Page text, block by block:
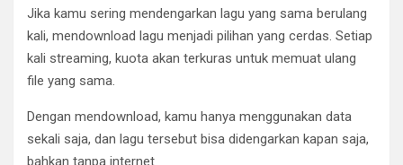
Jika kamu sering mendengarkan lagu yang sama berulang
kali, mendownload lagu menjadi pilihan yang cerdas. Setiap
kali streaming, kuota akan terkuras untuk memuat ulang
file yang sama.
Dengan mendownload, kamu hanya menggunakan data
sekali saja, dan lagu tersebut bisa didengarkan kapan saja,
bahkan tanpa internet.